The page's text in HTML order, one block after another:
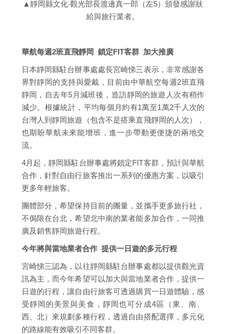
▲靜岡縣文化‧觀光部長渡邊真一郎（左5）頒發感謝狀
給與旅行業者。
華航每週2班直飛靜岡 鎖定FIT客群 加大推廣
日本靜岡縣駐台辦事處處長宮崎悌三表示，非常感謝各
界對靜岡的支持與愛戴，目前由中華航空每週2班直飛
靜岡，自去年5月減班後，造訪靜岡的旅遊人次有稍作
減少。根據統計，平均每個月約有1萬至1萬2千人次的
台灣人到靜岡旅遊（包含不是搭乘直飛靜岡的人次），
也期盼華航未來能增班，進一步帶動更便捷的兩地交
流。
4月起，靜岡縣駐台辦事處將鎖定FIT客群，預計與華航
合作，針對自由行旅客推出一系列的優惠方案，以吸引
更多年輕旅客。
團體部分，希望保持目前的團量，並攜手更多旅行社，
不侷限在台北，希望北中南的業者能多加合作，一同推
廣及銷售靜岡旅遊行程。
今年將與當地業者合作 提供一日遊的多元行程
宮崎悌三認為，以往靜岡縣駐台辦事處都以提供觀光資
訊為主，而今年希望可以加大與當地業者合作，提供一
日遊的行程，讓自由行旅客可透過購買一日遊體驗，感
受靜岡的美景與美食，靜岡也可分成4區（東、南、
西、北）來規劃多種行程，透過自由搭配選擇，多元化
的路線能有效吸引不同客群。